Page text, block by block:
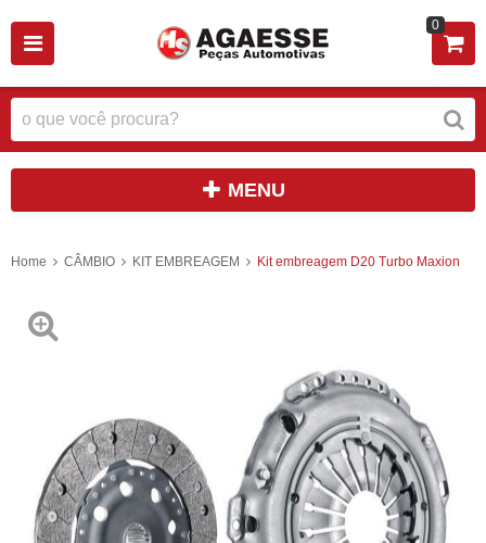
0
MENU
Home CÂMBIO KIT EMBREAGEM Kit embreagem D20 Turbo Maxion